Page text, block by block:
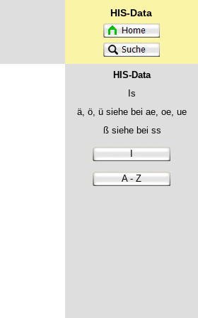
HIS-Data
HIS-Data
Is
ä, ö, ü siehe bei ae, oe, ue
ß siehe bei ss
I
A - Z